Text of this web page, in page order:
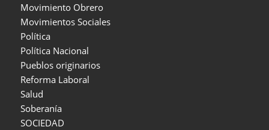
Movimiento Obrero
Movimientos Sociales
Política
Política Nacional
Pueblos originarios
Reforma Laboral
Salud
Soberanía
SOCIEDAD